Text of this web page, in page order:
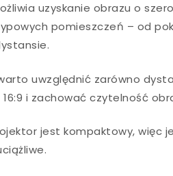
uzyskanie obrazu o
pomieszczeń – od
uwzględnić zarówno
i zachować czytelność
jest kompaktowy, więc